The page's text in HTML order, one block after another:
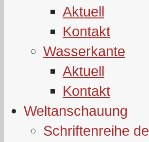
Aktuell
Kontakt
Wasserkante
Aktuell
Kontakt
Weltanschauung
Schriftenreihe